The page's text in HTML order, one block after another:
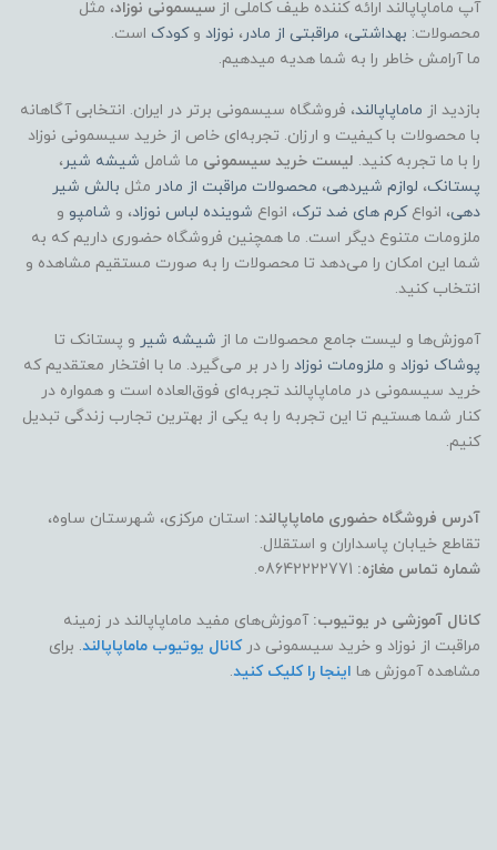
آپ ماماپاپالند ارائه کننده طیف کاملی از سیسمونی نوزاد، مثل
محصولات: بهداشتی، مراقبتی از مادر، نوزاد وکودک است.
ما آرامش خاطر را به شما هدیه میدهیم.
بازدید از ماماپاپالند، فروشگاه سیسمونی برتر در ایران. انتخابی آگاهانه
با محصولات با کیفیت و ارزان. تجربه‌ای خاص از خرید سیسمونی نوزاد
را با ما تجربه کنید. لیست خرید سیسمونی ما شامل شیشه شیر،
پستانک، لوازم شیردهی، محصولات مراقبت از مادر مثل بالش شیر
دهی، انواعکرم های ضد ترک، انواع شوینده لباس نوزاد، و شامپو و
ملزومات متنوع دیگر است. ما همچنین فروشگاه حضوری داریم که به
شما این امکان را می‌دهد تا محصولات را به صورت مستقیم مشاهده و
انتخاب کنید.
آموزش‌ها و لیست جامع محصولات ما از شیشه شیر و پستانک تا
پوشاک نوزاد و ملزومات نوزاد را در بر می‌گیرد. ما با افتخار معتقدیم که
خرید سیسمونی در ماماپاپالند تجربه‌ای فوق‌العاده است و همواره در
کنار شما هستیم تا این تجربه را به یکی از بهترین تجارب زندگی تبدیل
کنیم.
آدرس فروشگاه حضوری ماماپاپالند: استان مرکزی، شهرستان ساوه،
تقاطع خیابان پاسداران و استقلال.
شماره تماس مغازه:
کانال آموزشی در یوتیوب: آموزش‌های مفید ماماپاپالند در زمینه
مراقبت از نوزاد و خرید سیسمونی درکانال یوتیوب ماماپاپالند. برای
مشاهده آموزش ها اینجا را کلیک کنید.